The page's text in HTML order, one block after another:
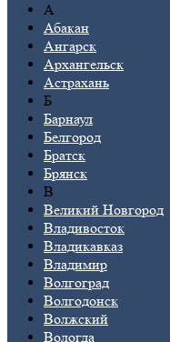
А
Абакан
Ангарск
Архангельск
Астрахань
Б
Барнаул
Белгород
Братск
Брянск
В
Великий Новгород
Владивосток
Владикавказ
Владимир
Волгоград
Волгодонск
Волжский
Вологда